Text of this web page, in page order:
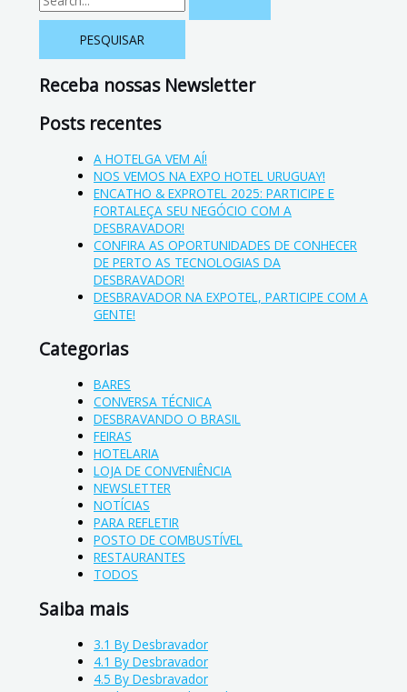
Receba nossas Newsletter
Posts recentes
A HOTELGA VEM AÍ!
NOS VEMOS NA EXPO HOTEL URUGUAY!
ENCATHO & EXPROTEL 2025: PARTICIPE E
FORTALEÇA SEU NEGÓCIO COM A
DESBRAVADOR!
CONFIRA AS OPORTUNIDADES DE CONHECER
DE PERTO AS TECNOLOGIAS DA
DESBRAVADOR!
DESBRAVADOR NA EXPOTEL, PARTICIPE COM A
GENTE!
Categorias
BARES
CONVERSA TÉCNICA
DESBRAVANDO O BRASIL
FEIRAS
HOTELARIA
LOJA DE CONVENIÊNCIA
NEWSLETTER
NOTÍCIAS
PARA REFLETIR
POSTO DE COMBUSTÍVEL
RESTAURANTES
TODOS
Saiba mais
3.1 By Desbravador
4.1 By Desbravador
4.5 By Desbravador